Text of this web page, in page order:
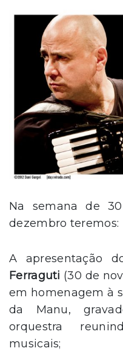
Na semana de
dezembro teremos:
A apresentação
Ferraguti (30 de
em homenagem à
da Manu,
orquestra
musicais;